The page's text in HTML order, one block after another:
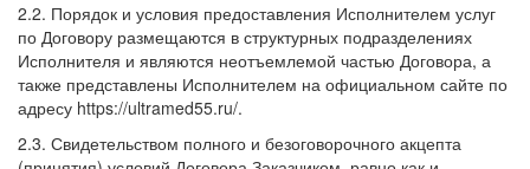
2.2. Порядок и условия предоставления Исполнителем услуг
по Договору размещаются в структурных подразделениях
Исполнителя и являются неотъемлемой частью Договора, а
также представлены Исполнителем на официальном сайте по
адресу https://ultramed55.ru/.
2.3. Свидетельством полного и безоговорочного акцепта